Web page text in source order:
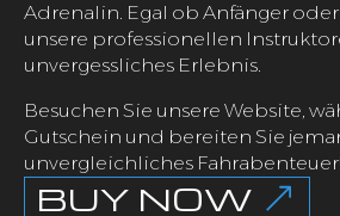
Adrenalin. Egal ob Anfänger
unsere professionellen
unvergessliches Erlebnis.
Besuchen Sie unsere Website,
Gutschein und bereiten Sie
unvergleichliches Fahrabenteuer!
BUY NOW